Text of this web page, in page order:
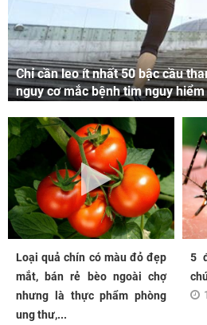
Chỉ cần leo ít nhất 50 bậc cầu
nguy cơ mắc bệnh tim nguy hiểm
Loại quả chín có màu đỏ đẹp
mắt, bán rẻ bèo ngoài chợ
nhưng là thực phẩm phòng
ung thư,...
5